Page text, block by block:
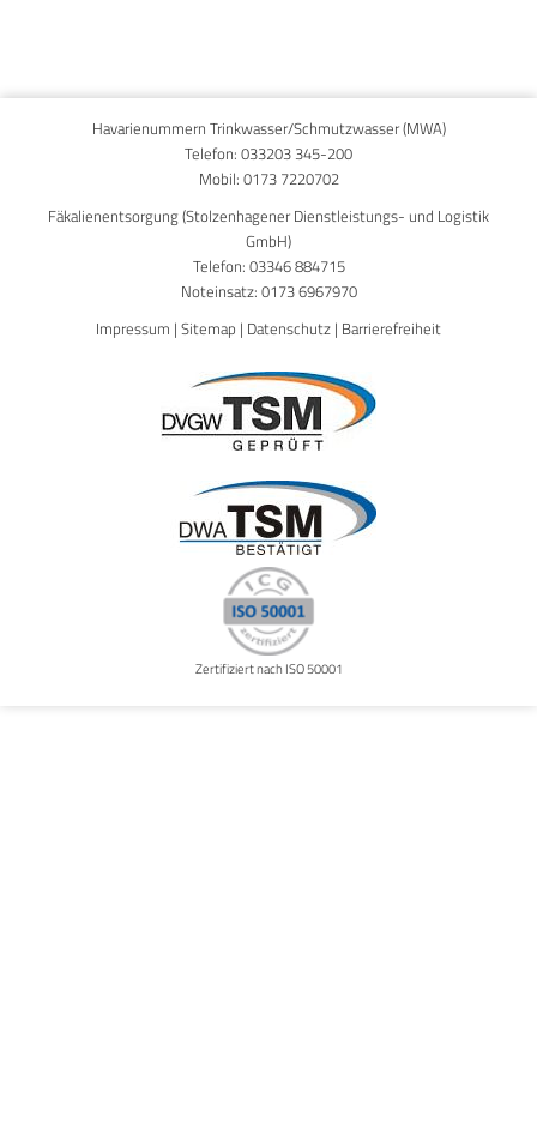
Published on24. April 2026
Havarienummern Trinkwasser/Schmutzwasser (MWA)
Telefon: 033203 345-200
Mobil: 0173 7220702
Fäkalienentsorgung (Stolzenhagener Dienstleistungs- und Logistik
GmbH)
Telefon: 03346 884715
Noteinsatz: 0173 6967970
Impressum | Sitemap | Datenschutz | Barrierefreiheit
Zertifiziert nach ISO 50001